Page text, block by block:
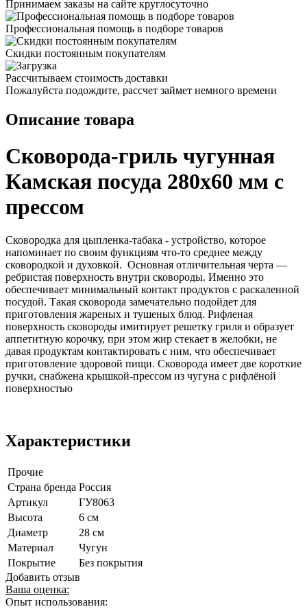
Принимаем заказы на сайте круглосуточно
Профессиональная помощь в подборе товаров
Скидки постоянным покупателям
Рассчитываем стоимость доставки
Пожалуйста подождите, рассчет займет немного времени
Описание товара
Сковорода-гриль чугунная
Камская посуда 280х60 мм с
прессом
Сковородка для цыпленка-табака - устройство, которое
напоминает по своим функциям что-то среднее между
сковородкой и духовкой. Основная отличительная черта —
ребристая поверхность внутри сковороды. Именно это
обеспечивает минимальный контакт продуктов с раскаленной
посудой. Такая сковорода замечательно подойдет для
приготовления жареных и тушеных блюд. Рифленая
поверхность сковороды имитирует решетку гриля и образует
аппетитную корочку, при этом жир стекает в желобки, не
давая продуктам контактировать с ним, что обеспечивает
приготовление здоровой пищи. Сковорода имеет две короткие
ручки, снабжена крышкой-прессом из чугуна с рифлёной
поверхностью
Характеристики
Прочие
Страна бренда Россия
Артикул
ГУ8063
Высота
6 см
Диаметр
28 см
Материал
Чугун
Покрытие
Без покрытия
Добавить отзыв
Ваша оценка:
Опыт использования: